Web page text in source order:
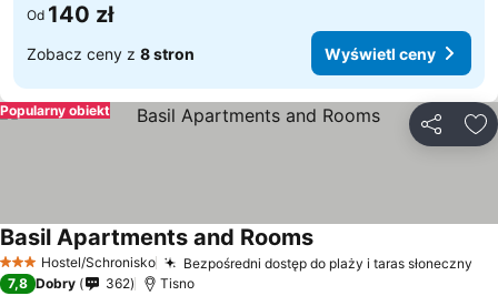
Od 140 zł
Zobacz ceny z 8 stron Wyświetl ceny
Popularny obiekt
3 KategoriaHostel/Schronisko Bezpośredni dostęp do plaży i taras słoneczny
Basil Apartments and Rooms
7,8 Dobry 362 Tisno